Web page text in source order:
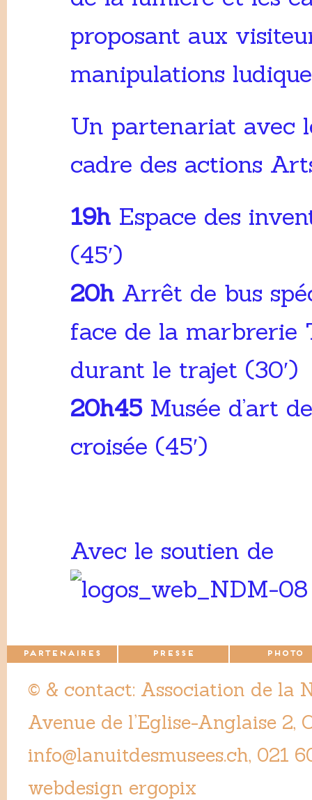
proposant aux
manipulations
Un partenariat avec
cadre des actions
19h Espace des
(45′)
20h Arrêt de bus
face de la marbrerie
durant le trajet (30′)
20h45Musée d’art
croisée (45′)
Avec le soutien de
PARTENAIRES PRESSE PHOTO
© & contact: Association de la
Avenue de l’Eglise-Anglaise 2,
info@lanuitdesmusees.ch, 021
webdesign ergopix